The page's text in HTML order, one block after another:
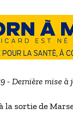
- Dernière mise à
sortie de